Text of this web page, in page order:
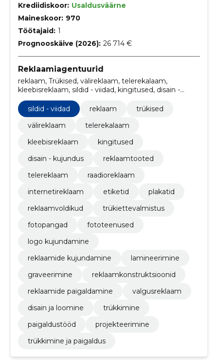
Krediidiskoor: Usaldusväärne
Maineskoor: 970
Töötajaid: 1
Prognooskäive (2026): 26 714 €
Reklaamiagentuurid
reklaam, Trükised, välireklaam, telerekalaam,
kleebisreklaam, sildid - viidad, kingitused, disain -
sildid - viidad
reklaam
trükised
välireklaam
telerekalaam
kleebisreklaam
kingitused
disain - kujundus
reklaamtooted
telereklaam
raadioreklaam
internetireklaam
etiketid
plakatid
reklaamvoldikud
trükiettevalmistus
fotopangad
fototeenused
logo kujundamine
reklaamide kujundamine
lamineerimine
graveerimine
reklaamkonstruktsioonid
reklaamide paigaldamine
valgusreklaam
disain ja loomine
trükkimine
paigaldustööd
projekteerimine
trükkimine ja paigaldus